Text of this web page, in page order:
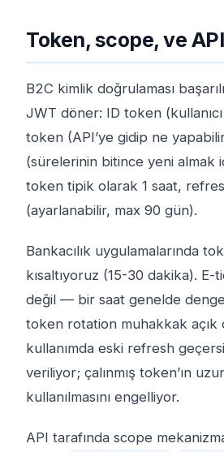
Token, scope, ve
B2C kimlik doğrulaması
JWT döner: ID token
token (API’ye gidip ne
(sürelerinin bitince yeni almak
token tipik olarak 1 saat,
(ayarlanabilir, max 90 gün).
Bankacılık uygulamalarında
kısaltıyoruz (15-30 dakika).
değil — bir saat genelde
token rotation muhakkak açık
kullanımda eski refresh
veriliyor; çalınmış token’ın
kullanılmasını engelliyor.
API tarafında scope